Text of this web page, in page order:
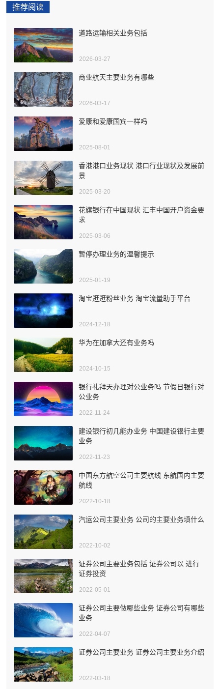
推荐阅读
道路运输相关业务包括
2026-03-27
商业航天主要业务有哪些
2026-03-17
爱康和爱康国宾一样吗
2025-08-01
香港港口业务现状 港口行业现状及发展前
景
2025-03-20
花旗银行在中国现状 汇丰中国开户资金要
求
2025-03-06
暂停办理业务的温馨提示
2025-01-19
淘宝逛逛粉丝业务 淘宝流量助手平台
2024-12-18
华为在加拿大还有业务吗
2024-10-15
银行礼拜天办理对公业务吗 节假日银行对
公业务
2022-11-24
建设银行初几能办业务 中国建设银行主要
业务
2022-11-23
中国东方航空公司主要航线 东航国内主要
航线
2022-10-18
汽运公司主要业务 公司的主要业务填什么
2022-10-02
证券公司主要业务包括 证券公司以 进行
证券投资
2022-05-01
证券公司主要做哪些业务 证券公司有哪些
业务
2022-04-07
证券公司主要业务 证券公司主要业务介绍
2022-03-18